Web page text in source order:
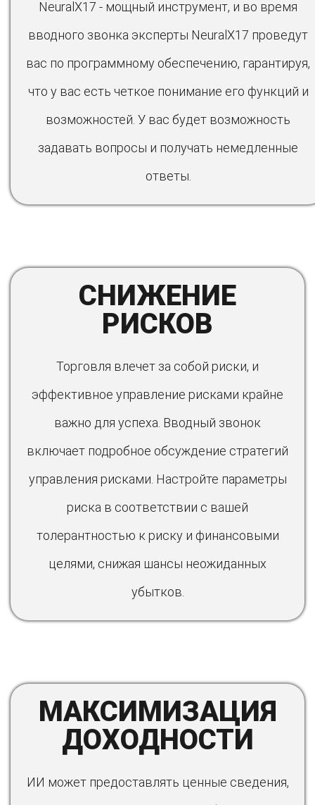
NeuralX17 - мощный инструмент, и во время
вводного звонка эксперты NeuralX17 проведут
вас по программному обеспечению, гарантируя,
что у вас есть четкое понимание его функций и
возможностей. У вас будет возможность
задавать вопросы и получать немедленные
ответы.
СНИЖЕНИЕ
РИСКОВ
Торговля влечет за собой риски, и
эффективное управление рисками крайне
важно для успеха. Вводный звонок
включает подробное обсуждение стратегий
управления рисками. Настройте параметры
риска в соответствии с вашей
толерантностью к риску и финансовыми
целями, снижая шансы неожиданных
убытков.
МАКСИМИЗАЦИЯ
ДОХОДНОСТИ
ИИ может предоставлять ценные сведения,